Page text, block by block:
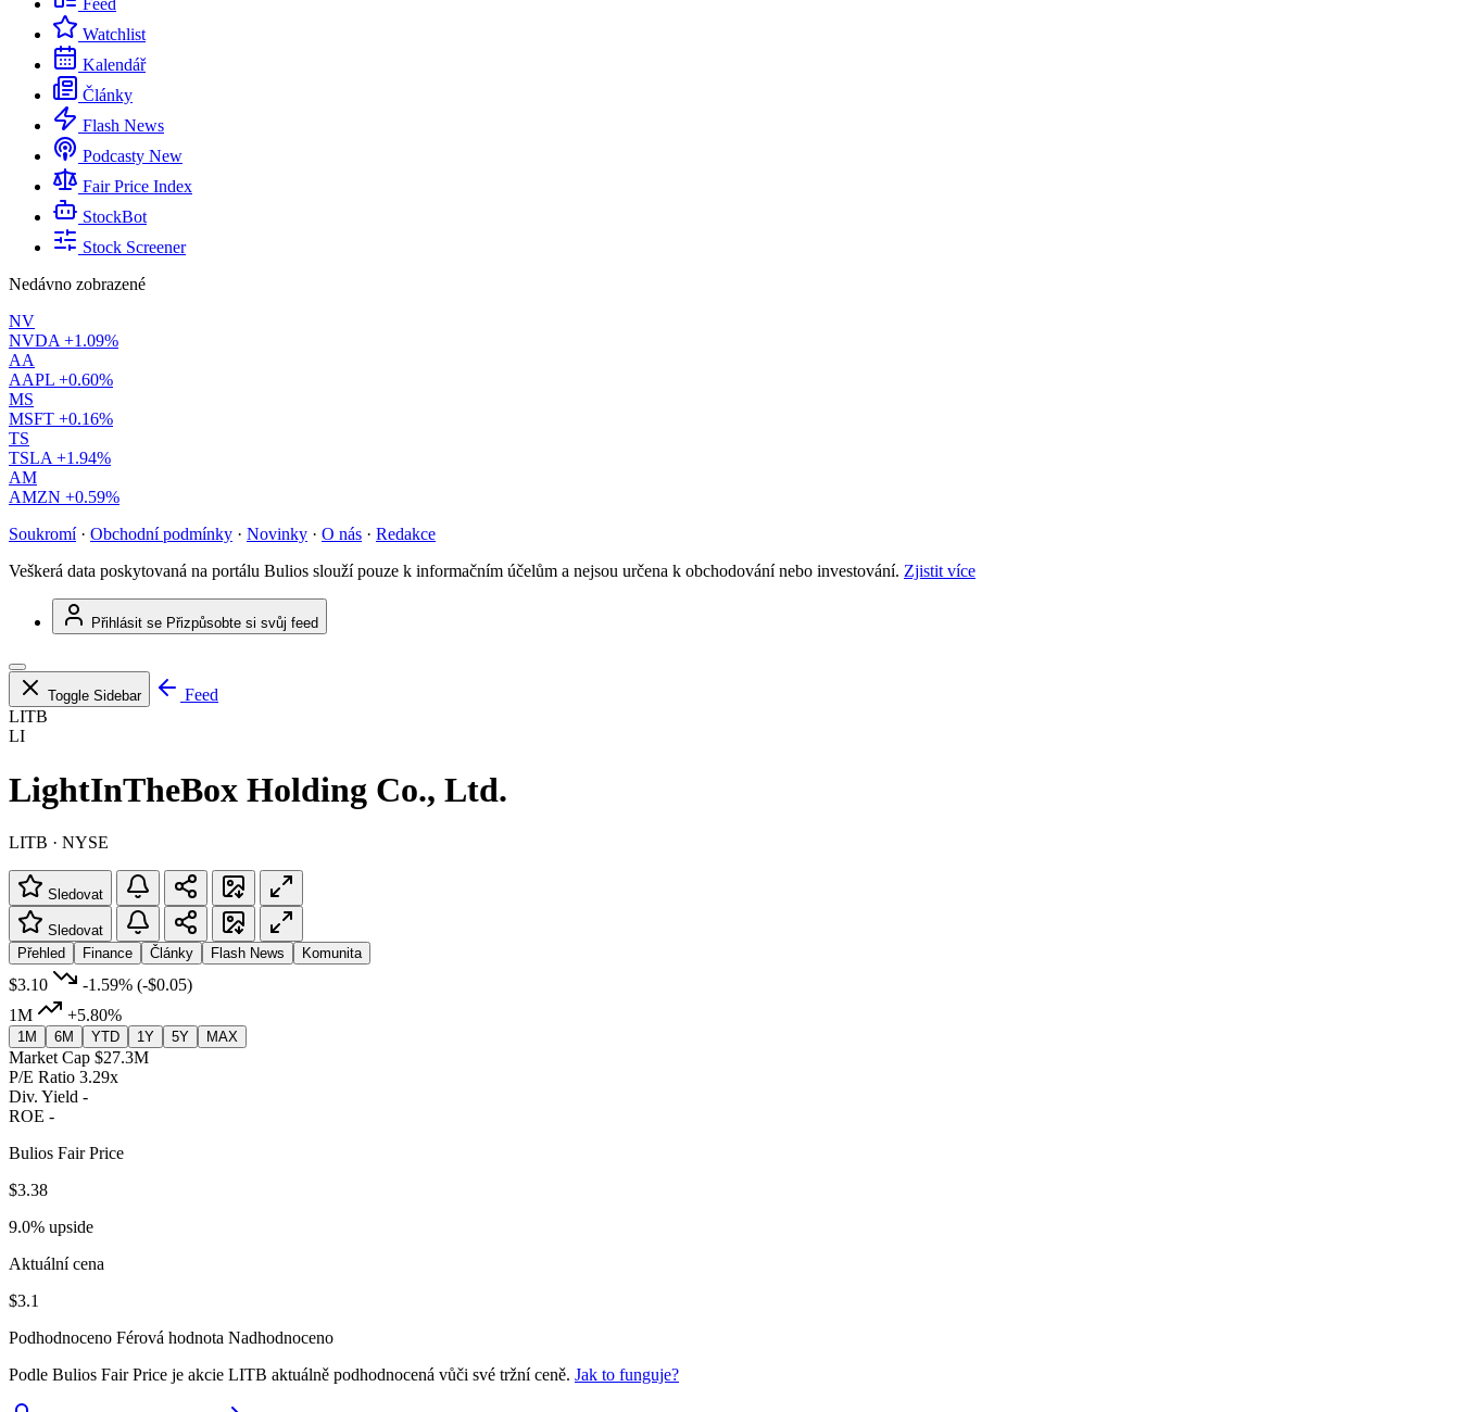
Feed
Watchlist
Kalendář
Články
Flash News
Podcasty New
Fair Price Index
StockBot
Stock Screener
Nedávno zobrazené
NV
NVDA +1.09%
AA
AAPL +0.60%
MS
MSFT +0.16%
TS
TSLA +1.94%
AM
AMZN +0.59%
Soukromí · Obchodní podmínky · Novinky · O nás · Redakce
Veškerá data poskytovaná na portálu Bulios slouží pouze k informačním účelům a nejsou určena k obchodování nebo investování. Zjistit více
Přihlásit se Přizpůsobte si svůj feed
Toggle Sidebar
Feed
LITB
LI
LightInTheBox Holding Co., Ltd.
LITB · NYSE
Sledovat
Sledovat
Přehled
Finance Články Flash News Komunita
$3.10 -1.59% (-$0.05)
1M
+5.80%
1M 6M YTD 1Y 5Y MAX
Market Cap $27.3M
P/E Ratio 3.29x
Div. Yield -
ROE -
Bulios Fair Price
$3.38
9.0% upside
Aktuální cena
$3.1
Podhodnoceno Férová hodnota Nadhodnoceno
Podle Bulios Fair Price je akcie LITB aktuálně podhodnocená vůči své tržní ceně. Jak to funguje?